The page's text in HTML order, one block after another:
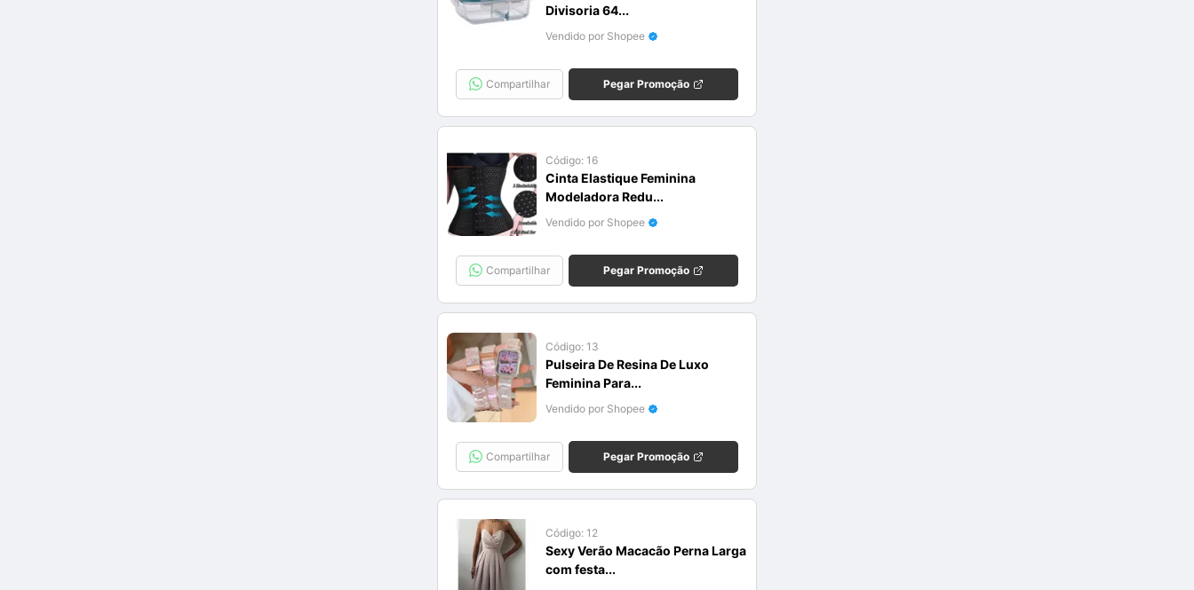
Divisoria 64...
Vendido por Shopee
Compartilhar Pegar Promoção
Código: 16
Cinta Elastique Feminina
Modeladora Redu...
Vendido por Shopee
Compartilhar Pegar Promoção
Código: 13
Pulseira De Resina De Luxo
Feminina Para...
Vendido por Shopee
Compartilhar Pegar Promoção
Código: 12
Sexy Verão Macacão Perna Larga
com festa...